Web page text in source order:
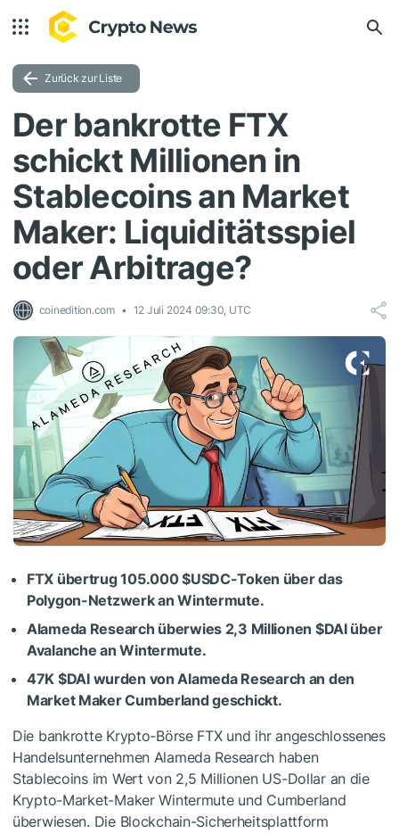
Zurück zur Liste
Der bankrotte FTX
schickt Millionen in
Stablecoins an Market
Maker: Liquiditätsspiel
oder Arbitrage?
coinedition.com 12 Juli 2024 09:30, UTC
FTX übertrug 105.000$USDC-Token über das
Polygon-Netzwerk an Wintermute.
Alameda Research überwies 2,3 Millionen $DAIüber
Avalanche an Wintermute.
47K $DAIwurden von Alameda Research an den
Market Maker Cumberland geschickt.
Die bankrotte Krypto-Börse FTX und ihr angeschlossenes
Handelsunternehmen Alameda Research haben
Stablecoins im Wert von 2,5 Millionen US-Dollar an die
Krypto-Market-Maker Wintermute und Cumberland
überwiesen. Die Blockchain-Sicherheitsplattform